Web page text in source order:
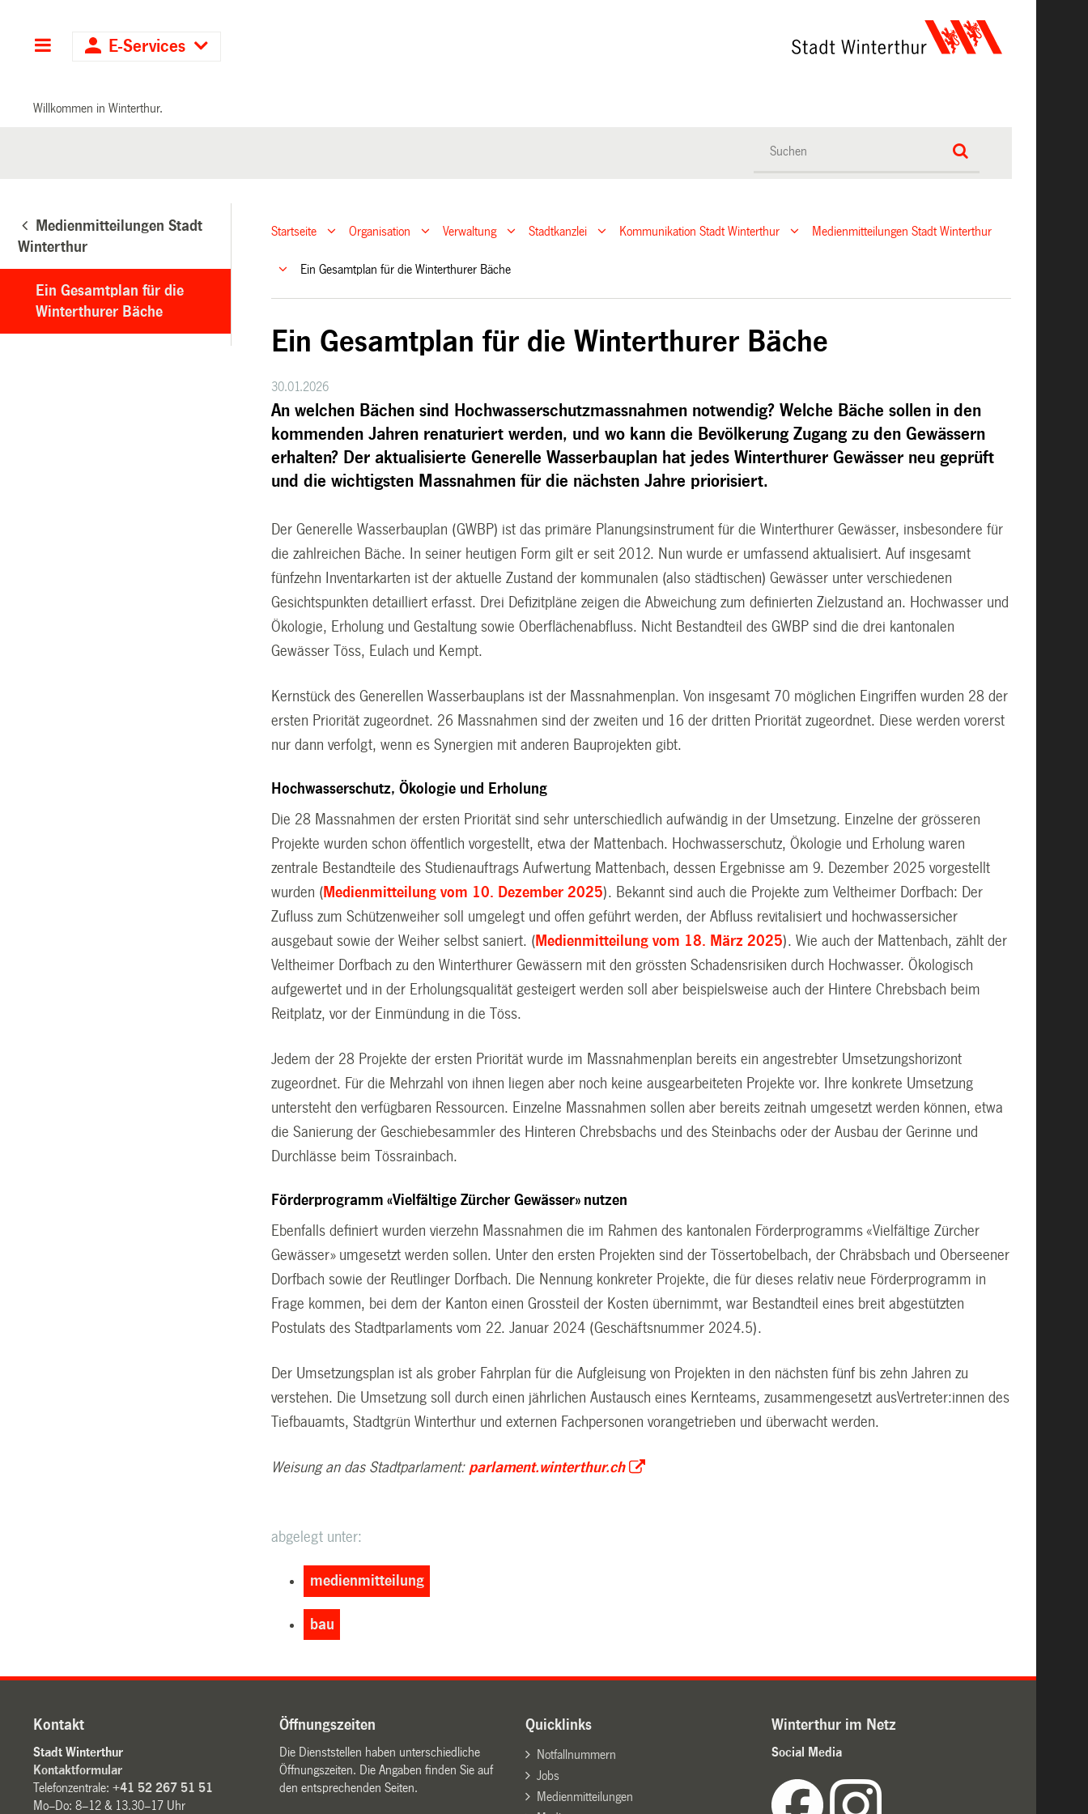
Hauptnavigation
E-Services
Willkommen in Winterthur.
Medienmitteilungen Stadt
Winterthur
Ein Gesamtplan für die
Winterthurer Bäche
Startseite Organisation Verwaltung Stadtkanzlei Kommunikation Stadt Winterthur Medienmitteilungen Stadt Winterthur
Ein Gesamtplan für die Winterthurer Bäche
Ein Gesamtplan für die Winterthurer Bäche
30.01.2026
An welchen Bächen sind Hochwasserschutzmassnahmen notwendig? Welche Bäche sollen in den
kommenden Jahren renaturiert werden, und wo kann die Bevölkerung Zugang zu den Gewässern
erhalten? Der aktualisierte Generelle Wasserbauplan hat jedes Winterthurer Gewässer neu geprüft
und die wichtigsten Massnahmen für die nächsten Jahre priorisiert.
Der Generelle Wasserbauplan (GWBP) ist das primäre Planungsinstrument für die Winterthurer Gewässer, insbesondere für
die zahlreichen Bäche. In seiner heutigen Form gilt er seit 2012. Nun wurde er umfassend aktualisiert. Auf insgesamt
fünfzehn Inventarkarten ist der aktuelle Zustand der kommunalen (also städtischen) Gewässer unter verschiedenen
Gesichtspunkten detailliert erfasst. Drei Defizitpläne zeigen die Abweichung zum definierten Zielzustand an. Hochwasser und
Ökologie, Erholung und Gestaltung sowie Oberflächenabfluss. Nicht Bestandteil des GWBP sind die drei kantonalen
Gewässer Töss, Eulach und Kempt.
Kernstück des Generellen Wasserbauplans ist der Massnahmenplan. Von insgesamt 70 möglichen Eingriffen wurden 28 der
ersten Priorität zugeordnet. 26 Massnahmen sind der zweiten und 16 der dritten Priorität zugeordnet. Diese werden vorerst
nur dann verfolgt, wenn es Synergien mit anderen Bauprojekten gibt.
Hochwasserschutz, Ökologie und Erholung
Die 28 Massnahmen der ersten Priorität sind sehr unterschiedlich aufwändig in der Umsetzung. Einzelne der grösseren
Projekte wurden schon öffentlich vorgestellt, etwa der Mattenbach. Hochwasserschutz, Ökologie und Erholung waren
zentrale Bestandteile des Studienauftrags Aufwertung Mattenbach, dessen Ergebnisse am 9. Dezember 2025 vorgestellt
wurden (Medienmitteilung vom 10. Dezember 2025). Bekannt sind auch die Projekte zum Veltheimer Dorfbach: Der
Zufluss zum Schützenweiher soll umgelegt und offen geführt werden, der Abfluss revitalisiert und hochwassersicher
ausgebaut sowie der Weiher selbst saniert. (Medienmitteilung vom 18. März 2025). Wie auch der Mattenbach, zählt der
Veltheimer Dorfbach zu den Winterthurer Gewässern mit den grössten Schadensrisiken durch Hochwasser. Ökologisch
aufgewertet und in der Erholungsqualität gesteigert werden soll aber beispielsweise auch der Hintere Chrebsbach beim
Reitplatz, vor der Einmündung in die Töss.
Jedem der 28 Projekte der ersten Priorität wurde im Massnahmenplan bereits ein angestrebter Umsetzungshorizont
zugeordnet. Für die Mehrzahl von ihnen liegen aber noch keine ausgearbeiteten Projekte vor. Ihre konkrete Umsetzung
untersteht den verfügbaren Ressourcen. Einzelne Massnahmen sollen aber bereits zeitnah umgesetzt werden können, etwa
die Sanierung der Geschiebesammler des Hinteren Chrebsbachs und des Steinbachs oder der Ausbau der Gerinne und
Durchlässe beim Tössrainbach.
Förderprogramm «Vielfältige Zürcher Gewässer» nutzen
Ebenfalls definiert wurden vierzehn Massnahmen die im Rahmen des kantonalen Förderprogramms «Vielfältige Zürcher
Gewässer» umgesetzt werden sollen. Unter den ersten Projekten sind der Tössertobelbach, der Chräbsbach und Oberseener
Dorfbach sowie der Reutlinger Dorfbach. Die Nennung konkreter Projekte, die für dieses relativ neue Förderprogramm in
Frage kommen, bei dem der Kanton einen Grossteil der Kosten übernimmt, war Bestandteil eines breit abgestützten
Postulats des Stadtparlaments vom 22. Januar 2024 (Geschäftsnummer 2024.5).
Der Umsetzungsplan ist als grober Fahrplan für die Aufgleisung von Projekten in den nächsten fünf bis zehn Jahren zu
verstehen. Die Umsetzung soll durch einen jährlichen Austausch eines Kernteams, zusammengesetzt ausVertreter:innen des
Tiefbauamts, Stadtgrün Winterthur und externen Fachpersonen vorangetrieben und überwacht werden.
Weisung an das Stadtparlament: parlament.winterthur.ch
abgelegt unter:
medienmitteilung
bau
Kontakt
Stadt Winterthur
Kontaktformular
Telefonzentrale:+41 52 267 51 51
Mo–Do: 8–12 & 13.30–17 Uhr
Öffnungszeiten
Die Dienststellen haben unterschiedliche
Öffnungszeiten. Die Angaben finden Sie auf
den entsprechenden Seiten.
Quicklinks
Notfallnummern
Jobs
Medienmitteilungen
Winterthur im Netz
Social Media